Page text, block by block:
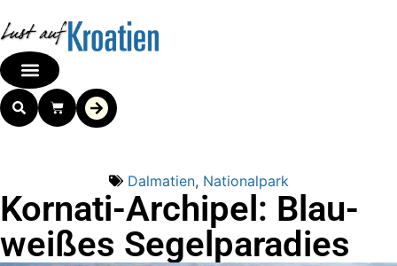
Dalmatien, Nationalpark
Kornati-Archipel: Blau-
weißes Segelparadies